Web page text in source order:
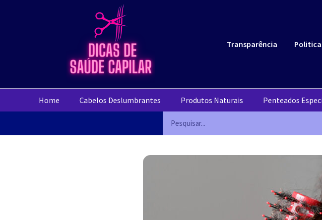
Transparência
Home Cabelos Deslumbrantes Produtos Naturais Penteados